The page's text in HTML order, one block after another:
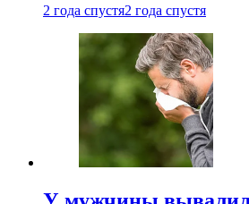
2 года спустя2 года спустя